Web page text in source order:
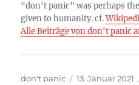
"don't panic" was perhaps
given to humanity. cf.
Alle Beiträge von don't panic
Autor
don't panic
Veröffentlicht
13. Januar 2021